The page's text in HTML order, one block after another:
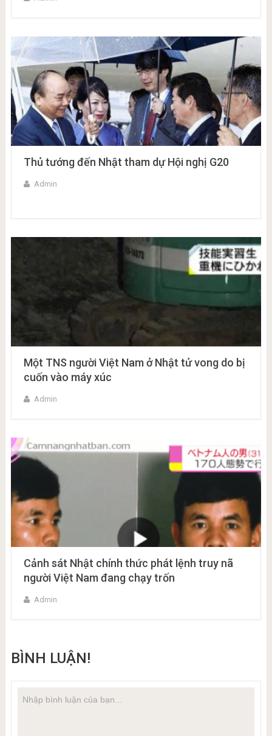
Thủ tướng đến Nhật tham dự Hội nghị G20
Admin
Một TNS người Việt Nam ở Nhật tử vong do bị
cuốn vào máy xúc
Admin
Cảnh sát Nhật chính thức phát lệnh truy nã
người Việt Nam đang chạy trốn
Admin
BÌNH LUẬN!